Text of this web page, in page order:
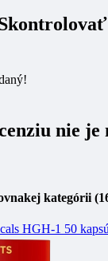
nie je
kategórii